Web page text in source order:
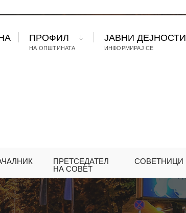
ПРОФИЛ
НА ОПШТИНАТА
ЈАВНИ ДЕЈНОСТИ
ИНФОРМИРАЈ СЕ
ПРЕТСЕДАТЕЛ
НА СОВЕТ
СОВЕТНИЦИ